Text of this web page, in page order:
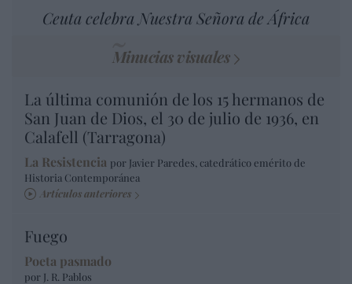
Ceuta celebra Nuestra Señora de África
Minucias visuales
La última comunión de los 15 hermanos de
San Juan de Dios, el 30 de julio de 1936, en
Calafell (Tarragona)
La Resistencia por Javier Paredes, catedrático emérito de
Historia Contemporánea
Artículos anteriores
Fuego
Poeta pasmado
por J. R. Pablos